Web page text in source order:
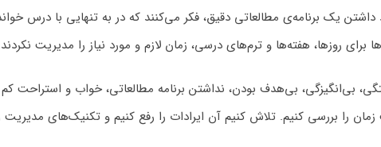
داشتن یک برنامه‌ی مطالعاتی دقیق، فکر می‌کنند که در به تنهایی با درس
روزها، هفته‌ها و ترم‌های درسی، زمان لازم و مورد نیاز را مدیریت
بی‌انگیزگی، بی‌هدف بودن، نداشتن برنامه مطالعاتی، خواب و استراحت
را بررسی کنیم. تلاش کنیم آن ایرادات را رفع کنیم و تکنیک‌های مدیریت